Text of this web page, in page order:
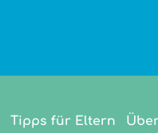
Tipps für Eltern